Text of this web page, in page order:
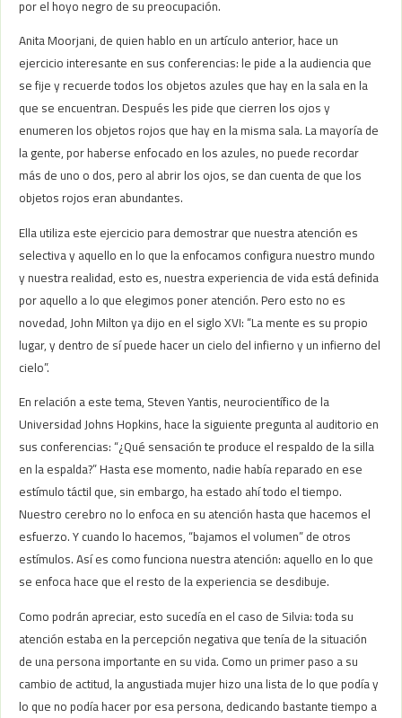
por el hoyo negro de su preocupación.
Anita Moorjani, de quien hablo en un artículo anterior, hace un
ejercicio interesante en sus conferencias: le pide a la audiencia que
se fije y recuerde todos los objetos azules que hay en la sala en la
que se encuentran. Después les pide que cierren los ojos y
enumeren los objetos rojos que hay en la misma sala. La mayoría de
la gente, por haberse enfocado en los azules, no puede recordar
más de uno o dos, pero al abrir los ojos, se dan cuenta de que los
objetos rojos eran abundantes.
Ella utiliza este ejercicio para demostrar que nuestra atención es
selectiva y aquello en lo que la enfocamos configura nuestro mundo
y nuestra realidad, esto es, nuestra experiencia de vida está definida
por aquello a lo que elegimos poner atención. Pero esto no es
novedad, John Milton ya dijo en el siglo XVI: “La mente es su propio
lugar, y dentro de sí puede hacer un cielo del infierno y un infierno del
cielo”.
En relación a este tema, Steven Yantis, neurocientífico de la
Universidad Johns Hopkins, hace la siguiente pregunta al auditorio en
sus conferencias: “¿Qué sensación te produce el respaldo de la silla
en la espalda?” Hasta ese momento, nadie había reparado en ese
estímulo táctil que, sin embargo, ha estado ahí todo el tiempo.
Nuestro cerebro no lo enfoca en su atención hasta que hacemos el
esfuerzo. Y cuando lo hacemos, “bajamos el volumen” de otros
estímulos. Así es como funciona nuestra atención: aquello en lo que
se enfoca hace que el resto de la experiencia se desdibuje.
Como podrán apreciar, esto sucedía en el caso de Silvia: toda su
atención estaba en la percepción negativa que tenía de la situación
de una persona importante en su vida. Como un primer paso a su
cambio de actitud, la angustiada mujer hizo una lista de lo que podía y
lo que no podía hacer por esa persona, dedicando bastante tiempo a